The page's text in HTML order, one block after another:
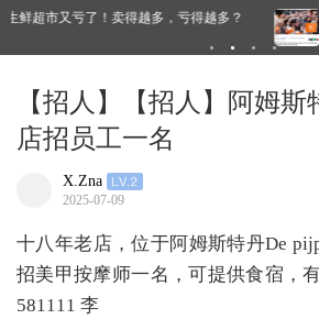
得越多？ 荷兰人口突然慢下来了！原
【招人】【招人】阿姆
店招员工一名
X.Zna
2025-07-09
十八年老店，位于阿姆斯特丹De
招美甲按摩师一名，可提供食宿，
581111 李